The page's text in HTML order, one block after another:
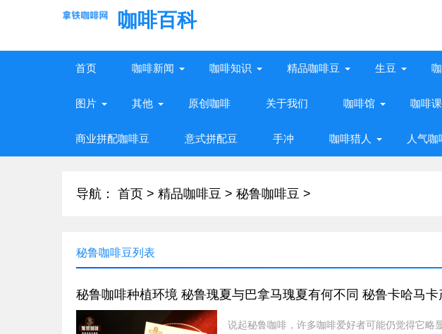
咖啡百科
首页 咖啡新闻 咖啡知识 精品咖啡豆 生豆
图片 其他 原创咖啡 关于我们 咖啡馆 咖啡
商业拼配咖啡豆 意式拼配豆 手冲 咖啡猎人 人气咖
导航： 首页 > 精品咖啡豆 > 秘鲁咖啡豆 >
秘鲁咖啡豆列表
秘鲁咖啡种植环境 秘鲁瑰夏与巴拿马瑰夏有何不同 秘鲁卡哈马
说起秘鲁咖啡，许多咖啡爱好者可能仍觉得它略